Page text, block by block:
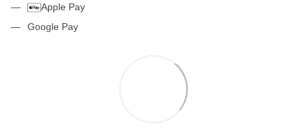
Apple Pay
Google Pay